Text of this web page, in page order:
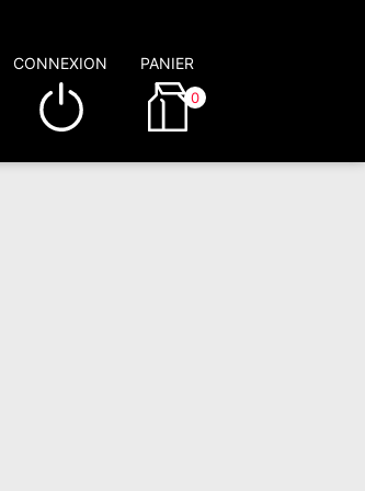
CONNEXION PANIER
0